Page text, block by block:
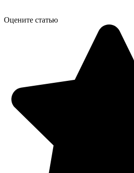
Оцените статью